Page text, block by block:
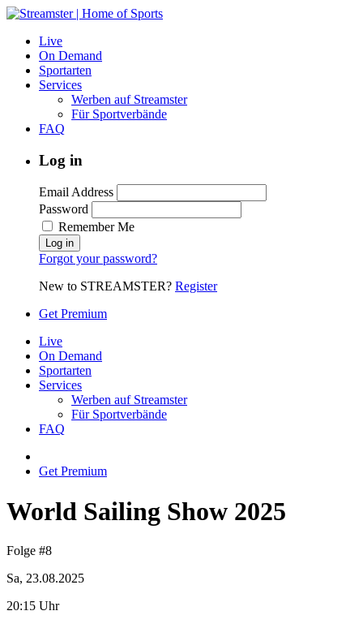
Live
On Demand
Sportarten
Services
Werben auf Streamster
Für Sportverbände
FAQ
Log in
Email Address
Password
Remember Me
Forgot your password?
New to STREAMSTER? Register
Get Premium
Live
On Demand
Sportarten
Services
Werben auf Streamster
Für Sportverbände
FAQ
Get Premium
World Sailing Show 2025
Folge #8
Sa, 23.08.2025
20:15 Uhr